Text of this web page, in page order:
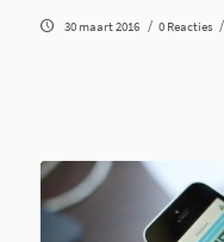
30 maart 2016 / 0 Reacties /